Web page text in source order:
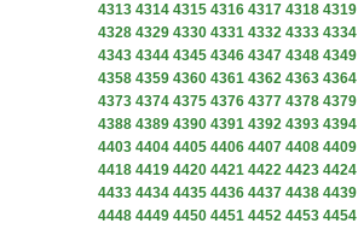
4313 4314 4315 4316 4317 4318 4319
4328 4329 4330 4331 4332 4333 4334
4343 4344 4345 4346 4347 4348 4349
4358 4359 4360 4361 4362 4363 4364
4373 4374 4375 4376 4377 4378 4379
4388 4389 4390 4391 4392 4393 4394
4403 4404 4405 4406 4407 4408 4409
4418 4419 4420 4421 4422 4423 4424
4433 4434 4435 4436 4437 4438 4439
4448 4449 4450 4451 4452 4453 4454